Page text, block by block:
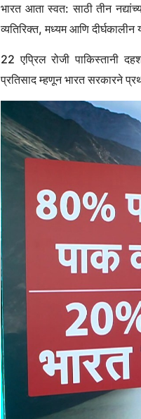
भारत आता स्वत: साठी तीन
व्यतिरिक्त, मध्यम आणि
22 एप्रिल रोजी पाकिस्तानी
प्रतिसाद म्हणून भारत सरकारने